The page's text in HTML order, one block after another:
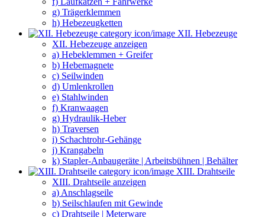
g) Trägerklemmen
h) Hebezeugketten
XII. Hebezeuge
XII. Hebezeuge anzeigen
a) Hebeklemmen + Greifer
b) Hebemagnete
c) Seilwinden
d) Umlenkrollen
e) Stahlwinden
f) Kranwaagen
g) Hydraulik-Heber
h) Traversen
i) Schachtrohr-Gehänge
j) Krangabeln
k) Stapler-Anbaugeräte | Arbeitsbühnen | Behälter
XIII. Drahtseile
XIII. Drahtseile anzeigen
a) Anschlagseile
b) Seilschlaufen mit Gewinde
c) Drahtseile | Meterware